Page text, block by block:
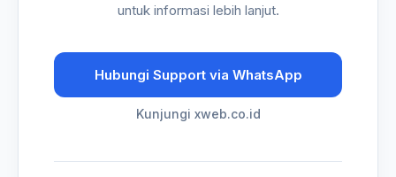
untuk informasi lebih lanjut.
Hubungi Support via WhatsApp
Kunjungi xweb.co.id